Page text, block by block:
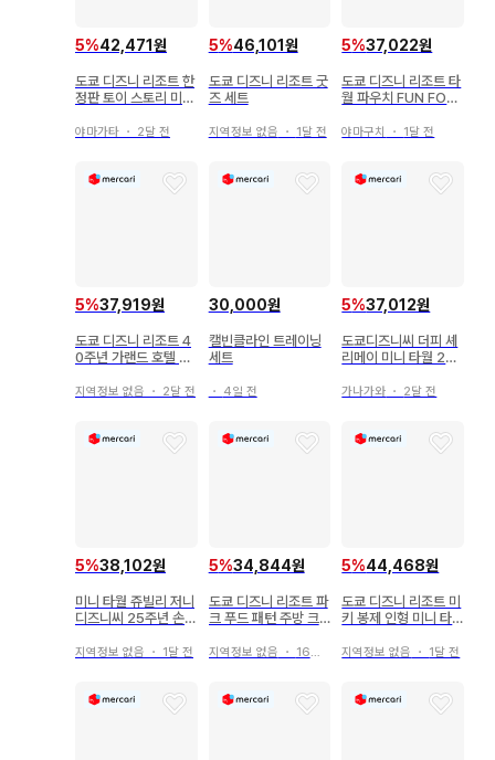
5%42,471원
도쿄 디즈니 리조트 한
정판 토이 스토리 미니
야마가타 ・ 2달 전
5%46,101원
도쿄 디즈니 리조트 굿
즈 세트
지역정보 없음 ・ 1달 전
5%37,022원
도쿄 디즈니 리조트 타
월 파우치 FUN FOO
야마구치 ・ 1달 전
5%37,919원
도쿄 디즈니 리조트 4
0주년 가랜드 호텔 3
지역정보 없음 ・ 2달 전
30,000원
캘빈클라인 트레이닝
세트
・ 4일 전
5%37,012원
도쿄디즈니씨 더피 셰
리메이 미니 타월 2개
가나가와 ・ 2달 전
5%38,102원
미니 타월 쥬빌리 저니
디즈니씨 25주년 손수
지역정보 없음 ・ 1달 전
5%34,844원
도쿄 디즈니 리조트 파
크 푸드 패턴 주방 크
지역정보 없음 ・ 16일 전
5%44,468원
도쿄 디즈니 리조트 미
키 봉제 인형 미니 타
지역정보 없음 ・ 1달 전